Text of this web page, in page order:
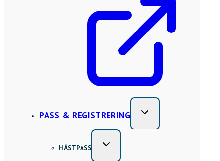
PASS & REGISTRERING
HÄSTPASS